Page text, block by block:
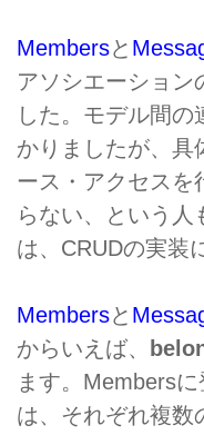
Membersと
アソシエーション
した。モデル間
かりましたが、具
ース・アクセスを
らない、という人
は、CRUDの実装
Membersと
からいえば、
ます。Members
は、それぞれ複数